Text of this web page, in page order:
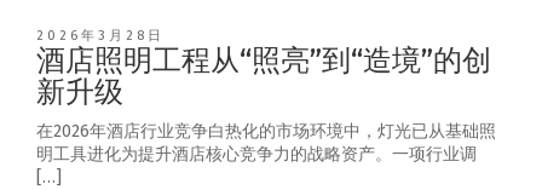
2026年3月28日
酒店照明工程从“照亮”到“造境”的创
新升级
在2026年酒店行业竞争白热化的市场环境中，灯光已从基础照
明工具进化为提升酒店核心竞争力的战略资产。一项行业调
[…]